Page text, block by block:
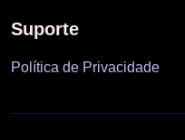
Suporte
Política de Privacidade